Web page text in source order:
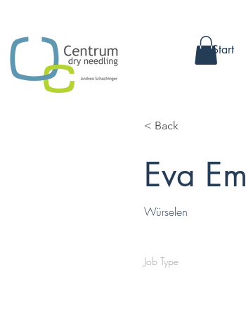
Start
< Back
Eva
Würselen
Job Type